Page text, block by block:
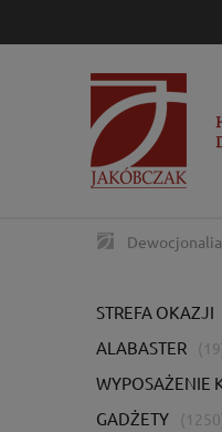
Dewocjonalia
STREFA OKAZJI
ALABASTER
WYPOSAŻENIE
GADŻETY